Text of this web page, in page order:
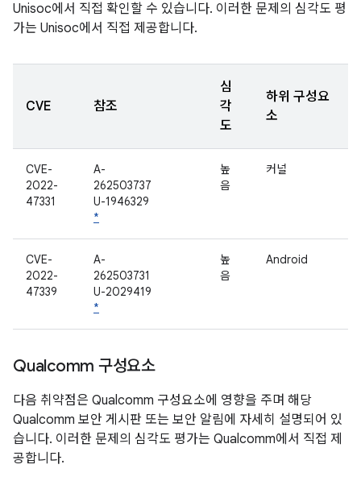
Unisoc에서 직접 확인할 수 있습니다. 이러한 문제의 심각도 평
가는 Unisoc에서 직접 제공합니다.
CVE 참조
심
각
도
하위 구성요
소
CVE-
2022-
47331
A-
262503737
U-1946329
*
높
음
커널
CVE-
2022-
47339
A-
262503731
U-2029419
*
높
음
Android
Qualcomm 구성요소
다음 취약점은 Qualcomm 구성요소에 영향을 주며 해당
Qualcomm 보안 게시판 또는 보안 알림에 자세히 설명되어 있
습니다. 이러한 문제의 심각도 평가는 Qualcomm에서 직접 제
공합니다.